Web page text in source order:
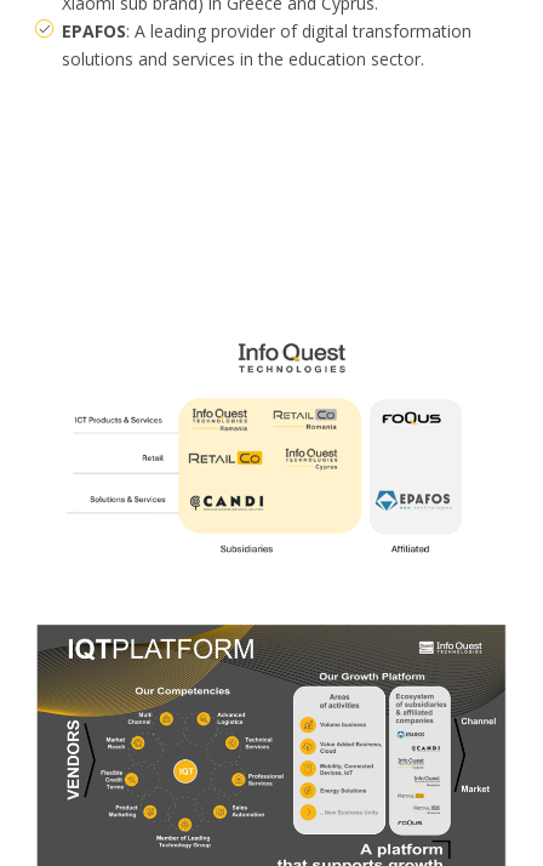
EPAFOS: A leading provider of digital transformation
solutions and services in the education sector.